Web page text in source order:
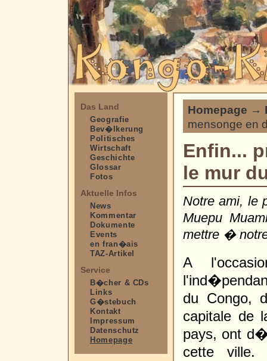
Das Land
Geografie
Bev�lkerung
Politisches
Wirtschaft
Geschichte
Glossar
Fotos
Aktuelle Infos
News
Kommentar
Dokumente
Events
en fran�ais
TAZ-Artikel
Service
B�cher & CDs
Links
G�stebuch
Kontakt
Impressum
Datenschutz
Homepage
Homepage →
mensonge en
Enfin...
le mur
Notre ami, le
Muepu
mettre �
A
du Congo,
capitale de
pays, ont
cette